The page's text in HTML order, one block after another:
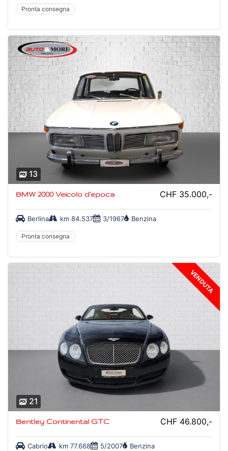
Pronta consegna
13
BMW 2000 Veicolo d’epoca CHF 35.000,-
Berlina km 84.537 3/1967 Benzina
Pronta consegna
VENDUTA
21
Bentley Continental GTC CHF 46.800,-
Cabrio km 77.668 5/2007 Benzina